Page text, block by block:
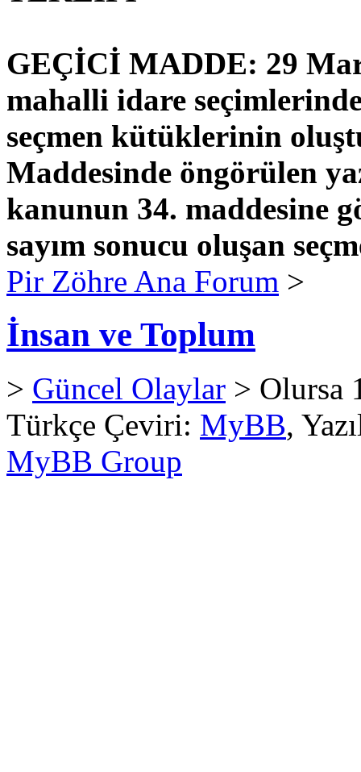
GEÇİCİ MADDE: 29
mahalli idare
seçmen kütüklerinin
Maddesinde öngörülen
kanunun 34. maddesine
sayım sonucu oluşan
Pir Zöhre Ana Forum >
İnsan ve Toplum
> Güncel Olaylar > Olursa
Türkçe Çeviri: MyBB,
MyBB Group